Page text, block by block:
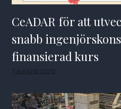
CeADAR för att
snabb
finansierad kurs
7 augusti 2026